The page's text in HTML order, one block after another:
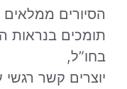
הסיורים
תומכים בנראות
בחו”ל,
יוצרים קשר